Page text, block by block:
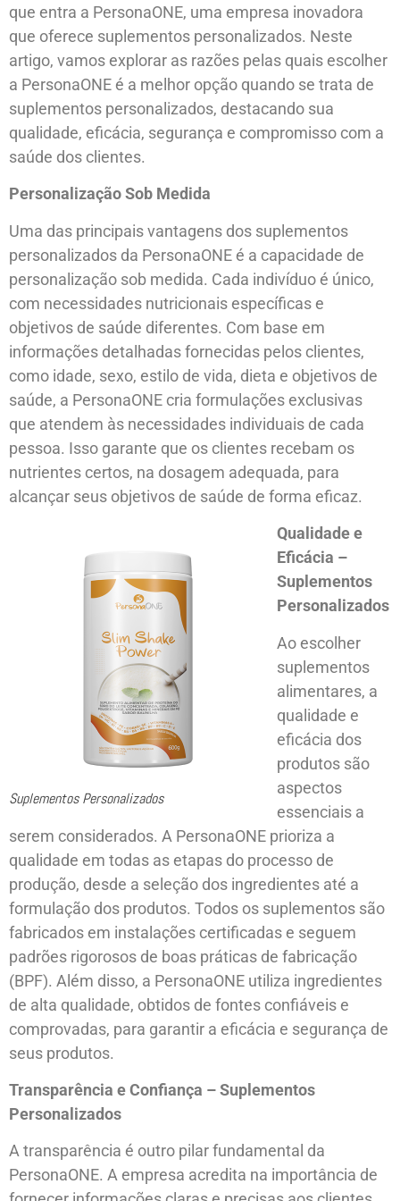
que entra a PersonaONE, uma empresa inovadora
que oferece suplementos personalizados. Neste
artigo, vamos explorar as razões pelas quais escolher
a PersonaONE é a melhor opção quando se trata de
suplementos personalizados, destacando sua
qualidade, eficácia, segurança e compromisso com a
saúde dos clientes.
Personalização Sob Medida
Uma das principais vantagens dos suplementos
personalizados da PersonaONE é a capacidade de
personalização sob medida. Cada indivíduo é único,
com necessidades nutricionais específicas e
objetivos de saúde diferentes. Com base em
informações detalhadas fornecidas pelos clientes,
como idade, sexo, estilo de vida, dieta e objetivos de
saúde, a PersonaONE cria formulações exclusivas
que atendem às necessidades individuais de cada
pessoa. Isso garante que os clientes recebam os
nutrientes certos, na dosagem adequada, para
alcançar seus objetivos de saúde de forma eficaz.
Suplementos Personalizados
Qualidade e
Eficácia –
Suplementos
Personalizados
Ao escolher
suplementos
alimentares, a
qualidade e
eficácia dos
produtos são
aspectos
essenciais a
serem considerados. A PersonaONE prioriza a
qualidade em todas as etapas do processo de
produção, desde a seleção dos ingredientes até a
formulação dos produtos. Todos os suplementos são
fabricados em instalações certificadas e seguem
padrões rigorosos de boas práticas de fabricação
(BPF). Além disso, a PersonaONE utiliza ingredientes
de alta qualidade, obtidos de fontes confiáveis e
comprovadas, para garantir a eficácia e segurança de
seus produtos.
Transparência e Confiança – Suplementos
Personalizados
A transparência é outro pilar fundamental da
PersonaONE. A empresa acredita na importância de